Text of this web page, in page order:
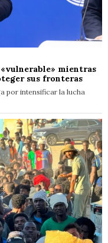
mientras
sus fronteras
por intensificar la lucha